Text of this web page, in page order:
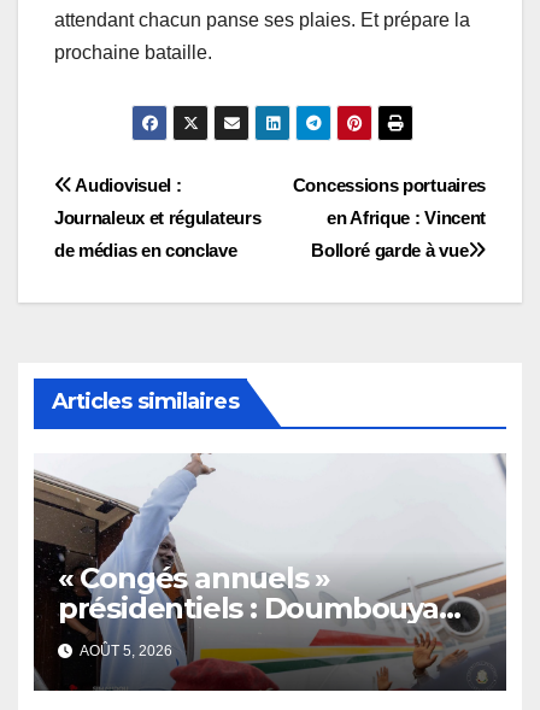
attendant chacun panse ses plaies. Et prépare la
prochaine bataille.
Navigation
de
l’article
Concessions portuaires
en Afrique : Vincent
Bolloré garde à vue
Audiovisuel :
Journaleux et régulateurs
de médias en conclave
Articles similaires
« Congés annuels »
présidentiels : Doumbouya
s’envole, l’opposition s’agite,
l’armée rassure
AOÛT 5, 2026